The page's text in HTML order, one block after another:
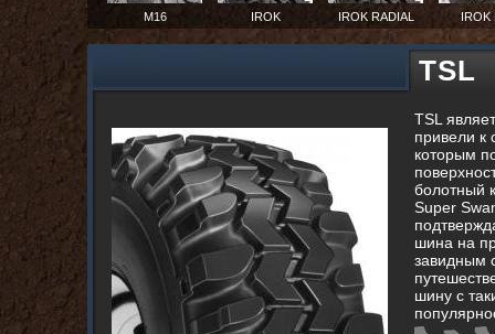
M16 IROK IROK RADIAL IROK
TSL
TSL
привели к
которым
болотный
Super
шина на
завидным
шину с